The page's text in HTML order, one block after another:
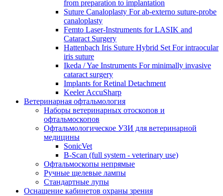
from preparation to implantation
Suture Canaloplasty For ab-externo suture-probe
canaloplasty
Femto Laser-Instruments for LASIK and
Cataract Surgery
Hattenbach Iris Suture Hybrid Set For intraocular
iris suture
Ikeda / Yae Instruments For minimally invasive
cataract surgery
Implants for Retinal Detachment
Keeler AccuSharp
Ветеринарная офтальмология
Наборы ветеринарных отоскопов и
офтальмоскопов
Офтальмологическое УЗИ для ветеринарной
медицины
SonicVet
B-Scan (full system - veterinary use)
Офтальмоскопы непрямые
Ручные щелевые лампы
Стандартные лупы
Оснащение кабинетов охраны зрения